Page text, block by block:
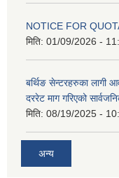
NOTICE FOR
मिति: 01/09/2026 -
बर्थिङ सेन्टरहरुका लागी
दररेट माग गरिएको
मिति: 08/19/2025 -
अन्य